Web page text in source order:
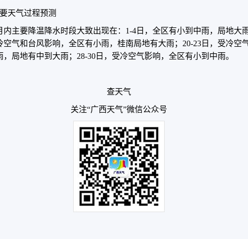
天气过程预测
内主要降温降水时段大致出现在：1-4日，全区有小到中雨，局地大
空气和台风影响，全区有小雨，桂南局地有大雨；20-23日，受冷空
，局地有中到大雨；28-30日，受冷空气影响，全区有小到中雨。
查天气
关注“广西天气”微信公众号